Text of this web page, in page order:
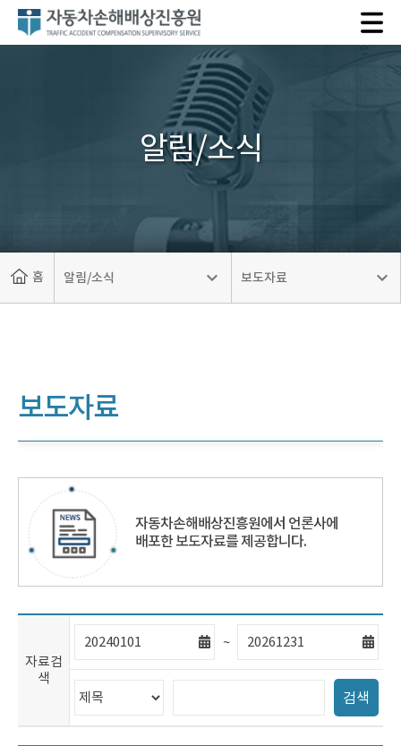
자
알림/소식
홈 알림/소식 보도자료
보도자료
자동차손해배상진흥원에서 언론사에
배포한 보도자료를 제공합니다.
자료검
색
자
료
검
색
시
작
일
~
자
료
검
색
지
막
검
색
범
검
어
검색